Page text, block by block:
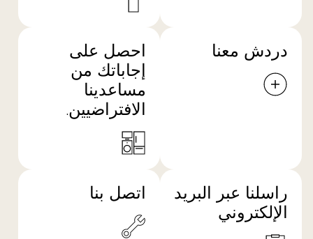
دردش معنا
احصل على
إجاباتك من
مساعدينا
الافتراضيين.
راسلنا عبر البريد
الإلكتروني
اتصل بنا